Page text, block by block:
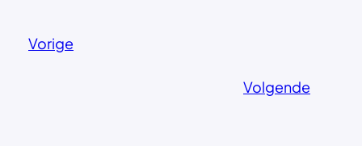
Vorige
Volgende